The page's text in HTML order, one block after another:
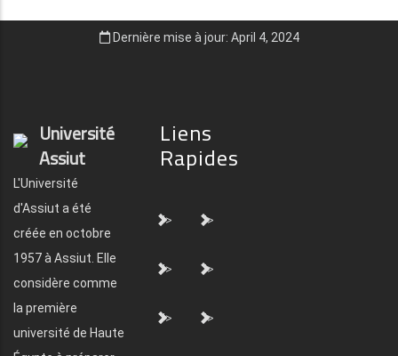
Dernière mise à jour: April 4, 2024
Université
Assiut
L'Université
d'Assiut a été
créée en octobre
1957 à Assiut. Elle
considère comme
la première
université de Haute
Liens
Rapides
"> ">
"> ">
"> ">